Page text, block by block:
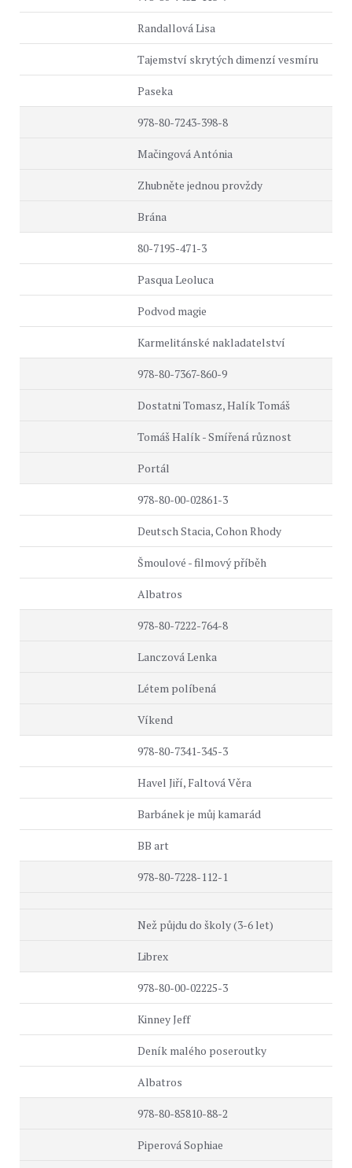
Randallová Lisa
Tajemství skrytých dimenzí vesmíru
Paseka
978-80-7243-398-8
Mačingová Antónia
Zhubněte jednou provždy
Brána
80-7195-471-3
Pasqua Leoluca
Podvod magie
Karmelitánské nakladatelství
978-80-7367-860-9
Dostatni Tomasz, Halík Tomáš
Tomáš Halík - Smířená různost
Portál
978-80-00-02861-3
Deutsch Stacia, Cohon Rhody
Šmoulové - filmový příběh
Albatros
978-80-7222-764-8
Lanczová Lenka
Létem políbená
Víkend
978-80-7341-345-3
Havel Jiří, Faltová Věra
Barbánek je můj kamarád
BB art
978-80-7228-112-1
Než půjdu do školy (3-6 let)
Librex
978-80-00-02225-3
Kinney Jeff
Deník malého poseroutky
Albatros
978-80-85810-88-2
Piperová Sophiae